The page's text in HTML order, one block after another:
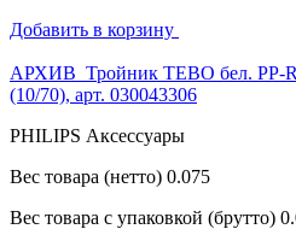
Добавить в корзину
АРХИВ_Тройник TEBO бел. PP-
(10/70), арт. 030043306
PHILIPS Аксессуары
Вес товара (нетто) 0.075
Вес товара с упаковкой (брутто)